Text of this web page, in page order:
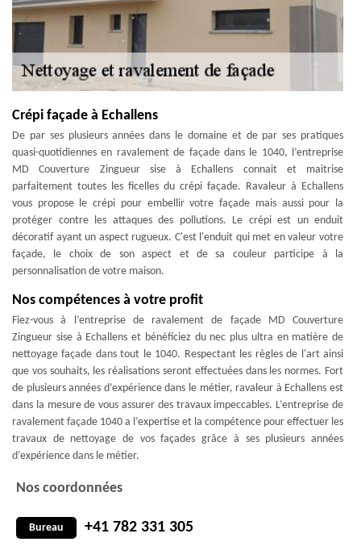
Crépi façade à Echallens
De par ses plusieurs années dans le domaine et de par ses pratiques
quasi-quotidiennes en ravalement de façade dans le 1040, l’entreprise
MD Couverture Zingueur sise à Echallens connait et maitrise
parfaitement toutes les ficelles du crépi façade. Ravaleur à Echallens
vous propose le crépi pour embellir votre façade mais aussi pour la
protéger contre les attaques des pollutions. Le crépi est un enduit
décoratif ayant un aspect rugueux. C'est l'enduit qui met en valeur votre
façade, le choix de son aspect et de sa couleur participe à la
personnalisation de votre maison.
Nos compétences à votre profit
Fiez-vous à l’entreprise de ravalement de façade MD Couverture
Zingueur sise à Echallens et bénéficiez du nec plus ultra en matière de
nettoyage façade dans tout le 1040. Respectant les règles de l'art ainsi
que vos souhaits, les réalisations seront effectuées dans les normes. Fort
de plusieurs années d’expérience dans le métier, ravaleur à Echallens est
dans la mesure de vous assurer des travaux impeccables. L’entreprise de
ravalement façade 1040 a l’expertise et la compétence pour effectuer les
travaux de nettoyage de vos façades grâce à ses plusieurs années
d’expérience dans le métier.
Nos coordonnées
Bureau +41 782 331 305